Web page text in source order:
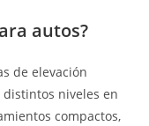
autos?
de elevación
niveles en
compactos,